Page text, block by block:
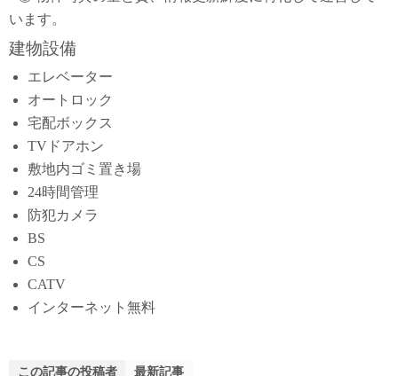
います。
建物設備
エレベーター
オートロック
宅配ボックス
TVドアホン
敷地内ゴミ置き場
24時間管理
防犯カメラ
BS
CS
CATV
インターネット無料
この記事の投稿者 最新記事